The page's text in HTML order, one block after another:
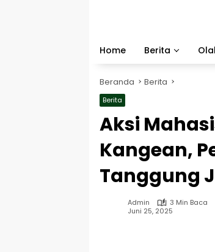
Home
Berita
Beranda Berita
Berita
Aksi
Kangean,
Tanggung
Admin
3 Min Baca
Juni 25, 2025